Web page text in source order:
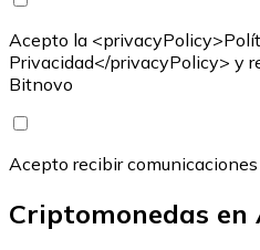
Acepto la
Privacidad</privacyPolicy> y
Bitnovo
Acepto recibir
Criptomonedas en